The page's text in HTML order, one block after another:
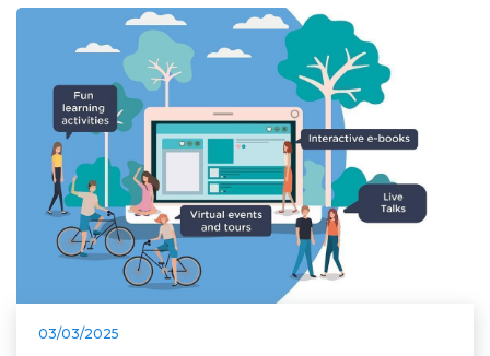
03/03/2025